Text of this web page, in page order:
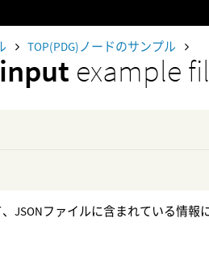
TOP(PDG)ノードのサンプル
example
JSONファイルに含まれている情